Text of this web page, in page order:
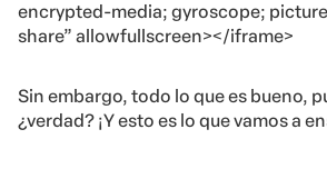
encrypted-media; gyroscope;
share” allowfullscreen></iframe>
Sin embargo, todo lo que es bueno,
¿verdad? ¡Y esto es lo que vamos a